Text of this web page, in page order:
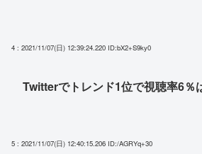
4 : 2021/11/07(日) 12:39:24.220 ID:bX2+S9ky0
Twitterでトレンド1位で視聴率6％
5 : 2021/11/07(日) 12:40:15.206 ID:/AGRYq+30